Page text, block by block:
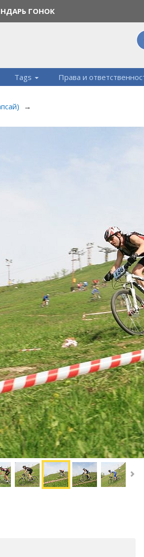
ГОНОК
Tags Права и
→